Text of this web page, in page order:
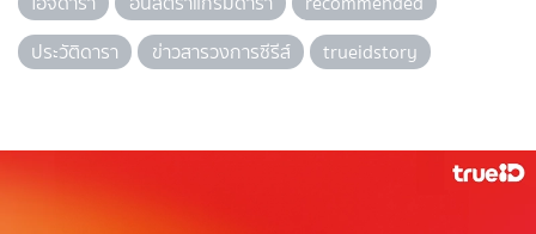
ประวัติดารา
ข่าวสารวงการซีรีส์ trueidstory